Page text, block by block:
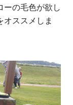
ーの毛色が欲し
オススメしま